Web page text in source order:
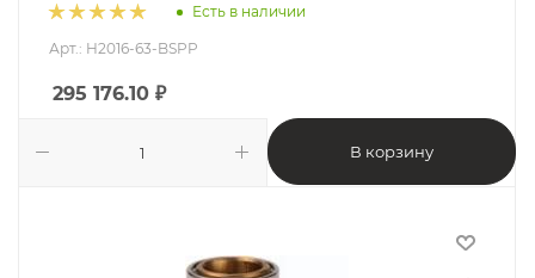
Есть в наличии
Арт.: H2016-63-BSPP
295 176.10 ₽
В корзину